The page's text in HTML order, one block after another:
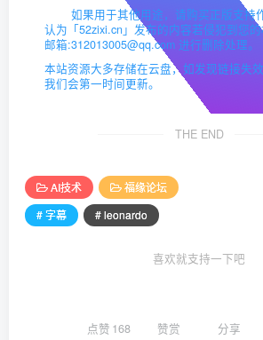
如果用于其他用途，请购买正版支持
认为「52zixi.cn」发布的内容若侵犯到您
邮箱:312013005@qq.com 进行删除处理。
本站资源大多存储在云盘，如发现链接失效
我们会第一时间更新。
THE END
AI技术
福缘论坛
# 字幕
# leonardo
喜欢就支持一下吧
点赞 168 赞赏 分享